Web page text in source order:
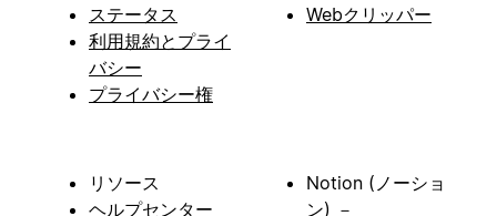
ステータス
利用規約とプライ
バシー
プライバシー権
Webクリッパー
リソース
ヘルプセンター
Notion (ノーショ
ン) －